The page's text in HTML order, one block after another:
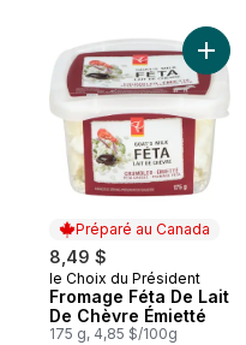
Préparé au Canada
8,49 $
Préparé au Canada
le Choix du Président
Fromage Féta De Lait
De Chèvre Émietté
175 g, 4,85 $/100g